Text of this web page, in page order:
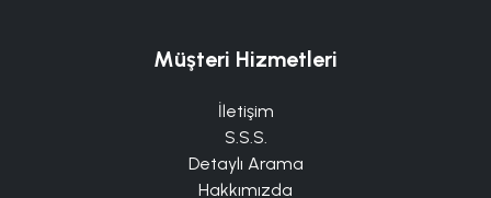
Müşteri Hizmetleri
İletişim
S.S.S.
Detaylı Arama
Hakkımızda